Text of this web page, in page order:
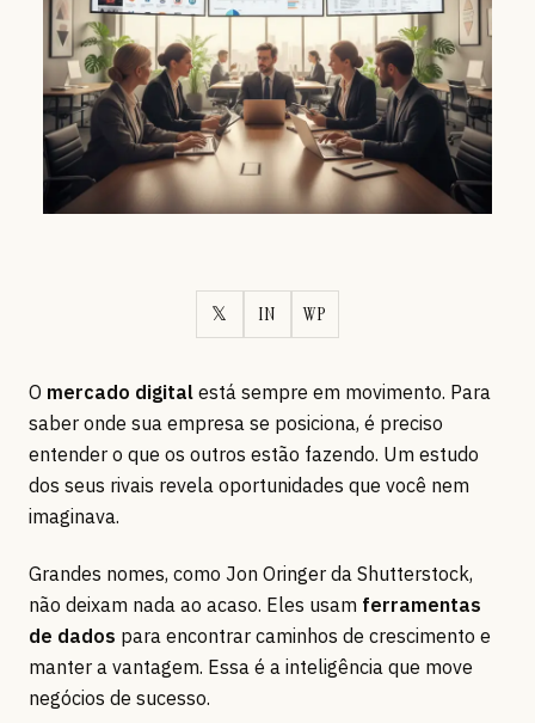
𝕏 IN WP
O mercado digital está sempre em movimento. Para
saber onde sua empresa se posiciona, é preciso
entender o que os outros estão fazendo. Um estudo
dos seus rivais revela oportunidades que você nem
imaginava.
Grandes nomes, como Jon Oringer da Shutterstock,
não deixam nada ao acaso. Eles usam ferramentas
de dados para encontrar caminhos de crescimento e
manter a vantagem. Essa é a inteligência que move
negócios de sucesso.